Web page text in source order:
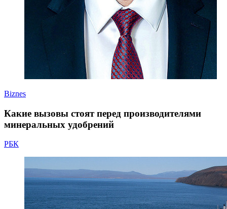
Biznes
Какие вызовы стоят перед производителями
минеральных удобрений
РБК